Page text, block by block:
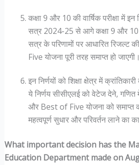
कक्षा 9 और 10 की वार्षिक परीक्षा में इन
सत्र 2024-25 से आगे कक्षा 9 और 10
सत्र के परिणामों पर आधारित रिजल्ट
Five योजना पूरी तरह समाप्त हो जाएगी।
इन निर्णयों को शिक्षा क्षेत्र में
ये निर्णय सीसीएलई को वेटेज देने, गणित
और Best of Five योजना को समाप्त
महत्वपूर्ण सुधार और परिवर्तन लाने का
What important decision has the
Education Department made on